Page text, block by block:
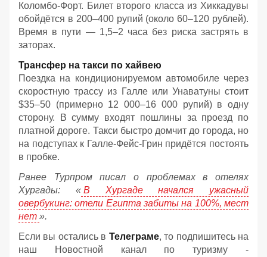
Коломбо-Форт. Билет второго класса из Хиккадувы
обойдётся в 200–400 рупий (около 60–120 рублей).
Время в пути — 1,5–2 часа без риска застрять в
заторах.
Трансфер на такси по хайвею
Поездка на кондиционируемом автомобиле через
скоростную трассу из Галле или Унаватуны стоит
$35–50 (примерно 12 000–16 000 рупий) в одну
сторону. В сумму входят пошлины за проезд по
платной дороге. Такси быстро домчит до города, но
на подступах к Галле-Фейс-Грин придётся постоять
в пробке.
Ранее Турпром писал о проблемах в отелях
Хургады: « В Хургаде начался ужасный
овербукинг: отели Египта забиты на 100%, мест
нет ».
Если вы остались в Телеграме, то подпишитесь на
наш Новостной канал по туризму -